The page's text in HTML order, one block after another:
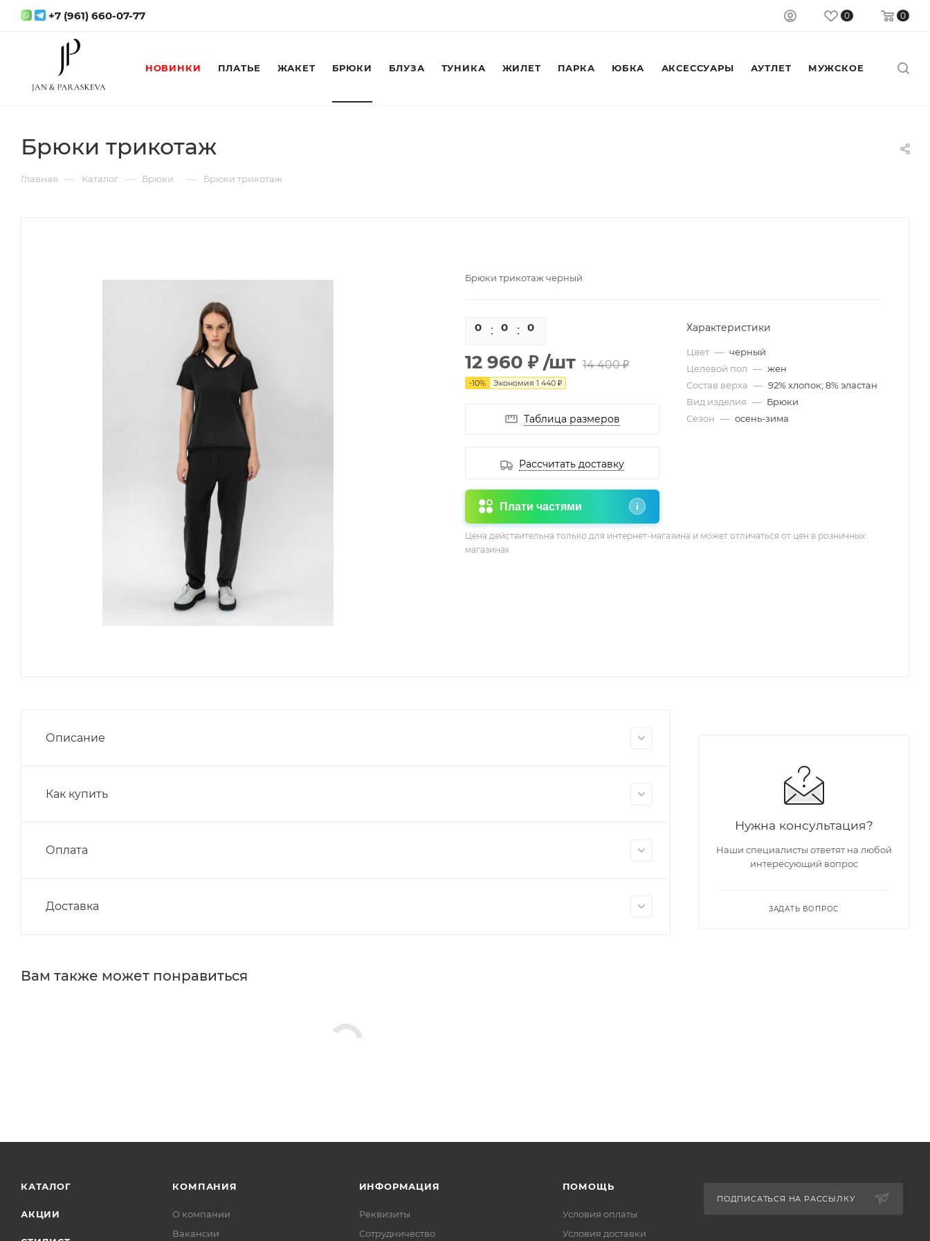
+7 (961) 660-07-77 0 0
НОВИНКИ ПЛАТЬЕ ЖАКЕТ БРЮКИ БЛУЗА ТУНИКА ЖИЛЕТ ПАРКА ЮБКА АКСЕССУАРЫ АУТЛЕТ МУЖСКОЕ
Брюки трикотаж
Главная — Каталог — Брюки — Брюки трикотаж
Брюки трикотаж черный
0 0 0
12 960 ₽ /шт 14 400 ₽
-10% Экономия 1 440 ₽
Таблица размеров
Рассчитать доставку
Плати частями i
Характеристики
Цвет — черный
Целевой пол — жен
Состав верха — 92% хлопок; 8% эластан
Вид изделия — Брюки
Сезон — осень-зима
Цена действительна только для интернет-магазина и может отличаться от цен в розничных
магазинах
Описание
Как купить
Оплата
Доставка
Вам также может понравиться
Нужна консультация?
Наши специалисты ответят на любой
интересующий вопрос
ЗАДАТЬ ВОПРОС
КАТАЛОГ
АКЦИИ
КОМПАНИЯ
О компании
Вакансии
ИНФОРМАЦИЯ
Реквизиты
Сотрудничество
ПОМОЩЬ
Условия оплаты
Условия доставки
ПОДПИСАТЬСЯ НА РАССЫЛКУ